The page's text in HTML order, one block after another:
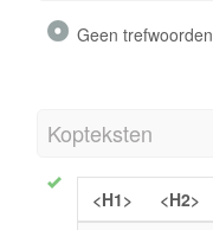
Geen trefwoorden
Kopteksten
<H1> <H2>